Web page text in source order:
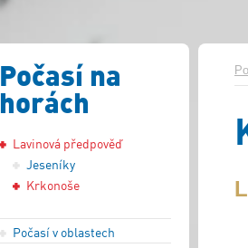
Počasí na
horách
Lavinová předpověď
Jeseníky
Krkonoše
Počasí v oblastech